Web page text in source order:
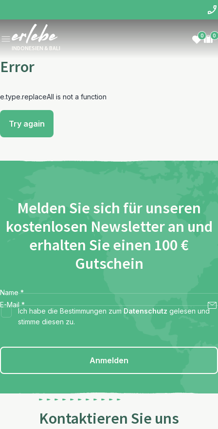
INDONESIEN & BALI
0 0
Error
e.type.replaceAll is not a function
Try again
Melden Sie sich für unseren
kostenlosen Newsletter an und
erhalten Sie einen 100 €
Gutschein
Name *
E-Mail *
Ich habe die Bestimmungen zum Datenschutz gelesen und
stimme diesen zu.
Anmelden
Kontaktieren Sie uns